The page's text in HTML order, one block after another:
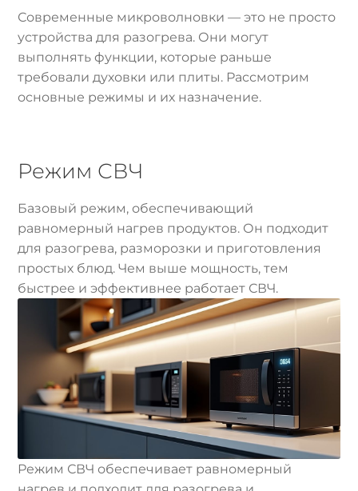
Современные микроволновки — это не просто
устройства для разогрева. Они могут
выполнять функции, которые раньше
требовали духовки или плиты. Рассмотрим
основные режимы и их назначение.
Режим СВЧ
Базовый режим, обеспечивающий
равномерный нагрев продуктов. Он подходит
для разогрева, разморозки и приготовления
простых блюд. Чем выше мощность, тем
быстрее и эффективнее работает СВЧ.
Режим СВЧ обеспечивает равномерный